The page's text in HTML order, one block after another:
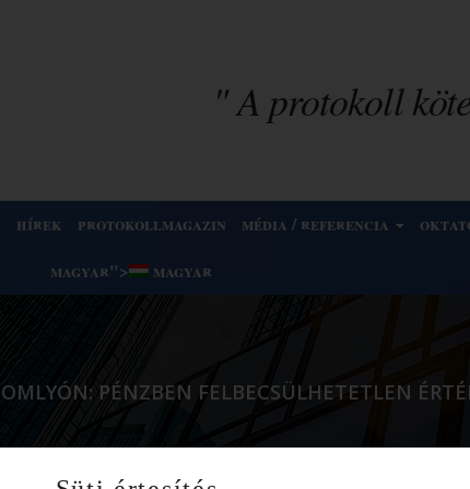
" A protokoll
hírek protokollmagazin média / referencia
magyar"> magyar
PÉNZBEN FELBECSÜLHETETLEN